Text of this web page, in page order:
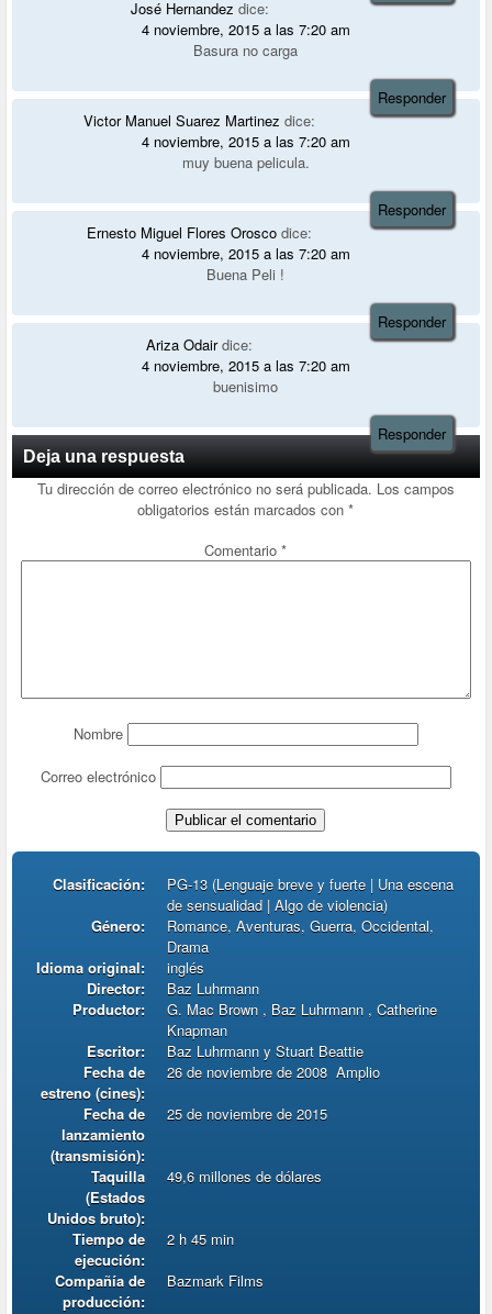
José Hernandez dice:
4 noviembre, 2015 a las 7:20 am
Basura no carga
Responder
Victor Manuel Suarez Martinez dice:
4 noviembre, 2015 a las 7:20 am
muy buena pelicula.
Responder
Ernesto Miguel Flores Orosco dice:
4 noviembre, 2015 a las 7:20 am
Buena Peli !
Responder
Ariza Odair dice:
4 noviembre, 2015 a las 7:20 am
buenisimo
Responder
Deja una respuesta
Tu dirección de correo electrónico no será publicada. Los campos
obligatorios están marcados con*
Comentario*
Nombre
Correo electrónico
Clasificación:
PG-13 (Lenguaje breve y fuerte | Una escena
de sensualidad | Algo de violencia)
Género:
Romance, Aventuras, Guerra, Occidental,
Drama
Idioma original:
inglés
Director:
Baz Luhrmann
Productor:
G. Mac Brown , Baz Luhrmann , Catherine
Knapman
Escritor:
Baz Luhrmann y Stuart Beattie
Fecha de
estreno (cines):
26 de noviembre de 2008 Amplio
Fecha de
lanzamiento
(transmisión):
25 de noviembre de 2015
Taquilla
(Estados
Unidos bruto):
49,6 millones de dólares
Tiempo de
ejecución:
2 h 45 min
Compañía de
producción:
Bazmark Films